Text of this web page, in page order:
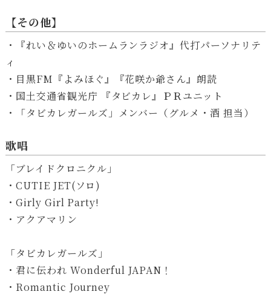
【その他】
・『れい＆ゆいのホームランラジオ』代打パーソナリテ
ィ
・目黒FM『よみほぐ』『花咲か爺さん』朗読
・国土交通省観光庁 『タビカレ』ＰＲユニット
・「タビカレガールズ」メンバー（グルメ・酒 担当）
歌唱
「ブレイドクロニクル」
・CUTIE JET(ソロ)
・Girly Girl Party!
・アクアマリン
「タビカレガールズ」
・君に伝われ Wonderful JAPAN！
・Romantic Journey